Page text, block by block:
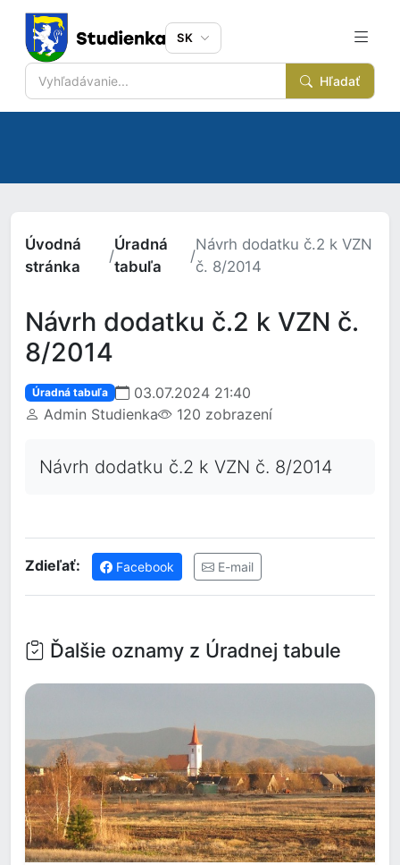
Hľadať
SK
Úvodná
stránka
/
Úradná
tabuľa
/
Návrh dodatku č.2 k VZN
č. 8/2014
Návrh dodatku č.2 k VZN č.
8/2014
Úradná tabuľa
03.07.2024 21:40
Admin Studienka
120 zobrazení
Návrh dodatku č.2 k VZN č. 8/2014
Zdieľať: Facebook E-mail
Ďalšie oznamy z Úradnej tabule